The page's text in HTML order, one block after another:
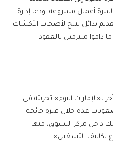
أعمال مشروعه، ودعا إدارة
بدائل تتيح لأصحاب الأكشاك
داموا ملتزمين بالعقود
اليوم» تجربته في
عدة خلال فترة جائحة
داخل مركز التسوق، منها
تكاليف التشغيل».